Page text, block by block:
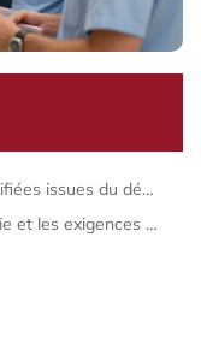
Les modalités administratives simplifiées issues du décret de novembre deux mille vingt cinq
Les dispositifs de protection incendie et les exigences relatives à l’accessibilité